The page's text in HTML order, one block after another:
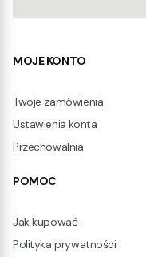
Linki w stopce
MOJE KONTO
Twoje zamówienia
Ustawienia konta
Przechowalnia
POMOC
Jak kupować
Polityka prywatności